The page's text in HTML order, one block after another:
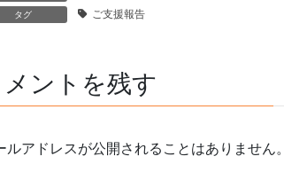
タグ ご支援報告
メントを残す
ルアドレスが公開されることはありません。